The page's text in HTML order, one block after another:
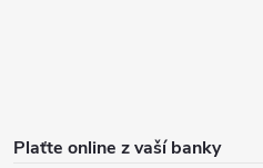
Plaťte online z vaší banky